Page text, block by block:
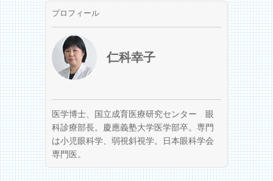
プロフィール
仁科幸子
医学博士、国立成育医療研究センター 眼
科診療部長。慶應義塾大学医学部卒。専門
は小児眼科学、弱視斜視学。日本眼科学会
専門医。